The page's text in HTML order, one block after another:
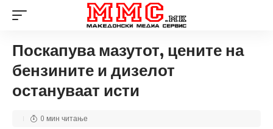
Поскапува мазутот, цените на
бензините и дизелот
остануваат исти
0 мин читање